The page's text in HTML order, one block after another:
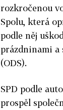
rozkročenou
Spolu, která
podle něj
prázdninami a
(ODS).
SPD podle
prospěl